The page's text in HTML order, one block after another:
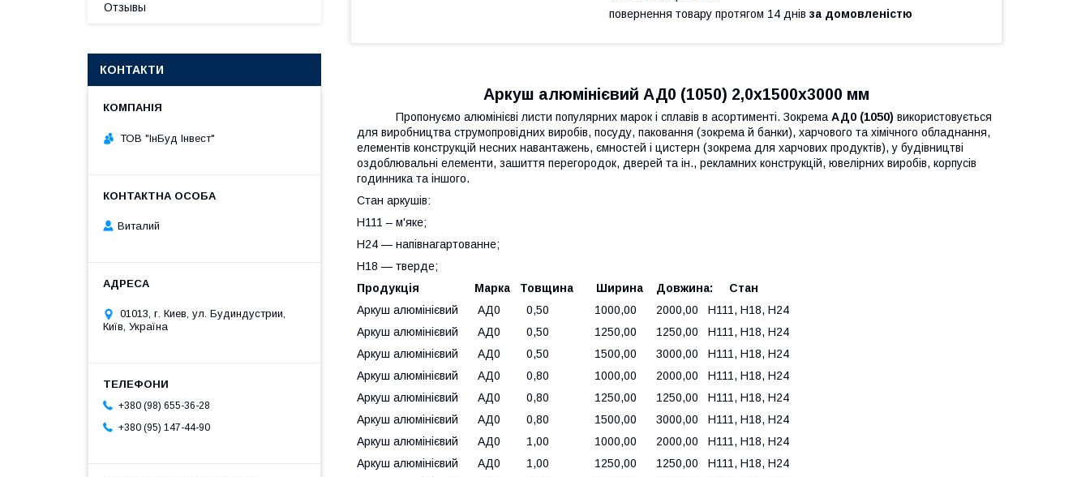
повернення товару протягом 14 днів за домовленістю
Аркуш алюмінієвий АД0 (1050) 2,0х1500х3000 мм
Пропонуємо алюмінієві листи популярних марок і сплавів в асортименті. Зокрема АД0 (1050) використовується
для виробництва струмопровідних виробів, посуду, паковання (зокрема й банки), харчового та хімічного обладнання,
елементів конструкцій несних навантажень, ємностей і цистерн (зокрема для харчових продуктів), у будівництві
оздоблювальні елементи, зашиття перегородок, дверей та ін., рекламних конструкцій, ювелірних виробів, корпусів
годинника та іншого.
Стан аркушів:
Н111 – м'яке;
Н24 — напівнагартованне;
Н18 — тверде;
Продукція
Марка Товщина Ширина Довжина:
Стан
Аркуш алюмінієвий АД0 0,50 1000,00 2000,00 Н111, Н18, Н24
Аркуш алюмінієвий АД0 0,50 1250,00 1250,00 Н111, Н18, Н24
Аркуш алюмінієвий АД0 0,50 1500,00 3000,00 Н111, Н18, Н24
Аркуш алюмінієвий АД0 0,80 1000,00 2000,00 Н111, Н18, Н24
Аркуш алюмінієвий АД0 0,80 1250,00 1250,00 Н111, Н18, Н24
Аркуш алюмінієвий АД0 0,80 1500,00 3000,00 Н111, Н18, Н24
Аркуш алюмінієвий АД0 1,00 1000,00 2000,00 Н111, Н18, Н24
Аркуш алюмінієвий АД0 1,00 1250,00 1250,00 Н111, Н18, Н24
Отзывы
КОНТАКТИ
ТОВ "ІнБуд Інвест"
Виталий
01013, г. Киев, ул. Будиндустрии,
Київ, Україна
+380 (98) 655-36-28
+380 (95) 147-44-90